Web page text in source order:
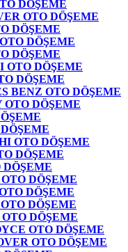
DÖŞEME
OTO DÖŞEME
DÖŞEME
DÖŞEME
DÖŞEME
OTO DÖŞEME
DÖŞEME
BENZ OTO DÖŞEME
OTO DÖŞEME
OTO DÖŞEME
DÖŞEME
DÖŞEME
DÖŞEME
DÖŞEME
DÖŞEME
DÖŞEME
OTO DÖŞEME
OTO DÖŞEME